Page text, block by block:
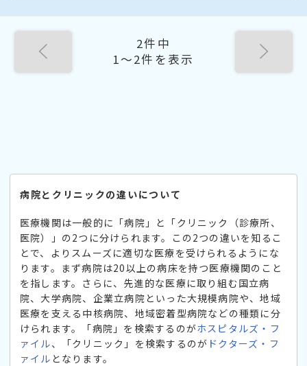
2件中
1〜2件を表示
病院とクリニックの違いについて
医療機関は一般的に「病院」と「クリニック（診療所、
医院）」の2つに分けられます。この2つの違いを知るこ
とで、よりスムーズに適切な医療を受けられるようにな
ります。まず病院は20以上の病床を持つ医療機関のこと
を指します。さらに、先進的な医療に取り組む国立病
院、大学病院、企業立病院といった大規模病院や、地域
医療を支える中核病院、地域密着型病院などの種類に分
けられます。「病院」を検索するのがホスピタルズ・フ
ァイル、「クリニック」を検索するのが ドクターズ・フ
ァイル となります。